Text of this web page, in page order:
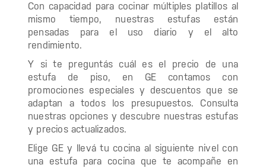
Con capacidad para cocinar múltiples platillos al
mismo tiempo, nuestras estufas están
pensadas para el uso diario y el alto
rendimiento.
Y si te preguntás cuál es el precio de una
estufa de piso, en GE contamos con
promociones especiales y descuentos que se
adaptan a todos los presupuestos. Consulta
nuestras opciones y descubre nuestras estufas
y precios actualizados.
Elige GE y llevá tu cocina al siguiente nivel con
una estufa para cocina que te acompañe en